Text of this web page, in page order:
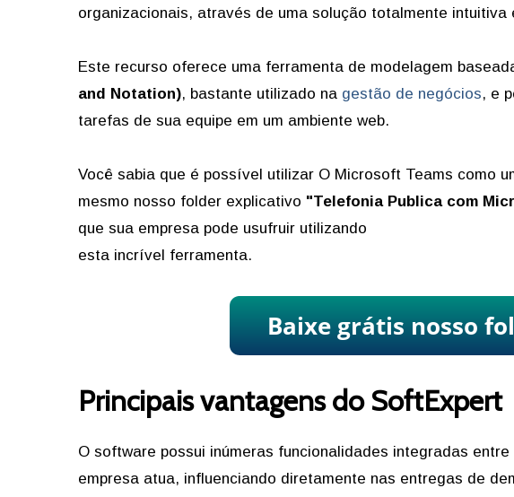
organizacionais, através de uma solução totalmente intuitiva
Este recurso oferece uma ferramenta de modelagem
and Notation), bastante utilizado na gestão de negócios, e
tarefas de sua equipe em um ambiente web.
Você sabia que é possível utilizar O Microsoft Teams como
mesmo nosso folder explicativo "Telefonia Publica com
que sua empresa pode usufruir utilizando
esta incrível ferramenta.
Principais vantagens do SoftExpert
O software possui inúmeras funcionalidades integradas
empresa atua, influenciando diretamente nas entregas de